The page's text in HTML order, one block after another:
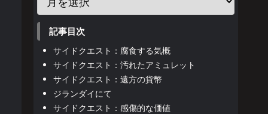
記事目次
サイドクエスト：腐食する気概
サイドクエスト：汚れたアミュレット
サイドクエスト：遠方の貨幣
ジランダイにて
サイドクエスト：感傷的な価値